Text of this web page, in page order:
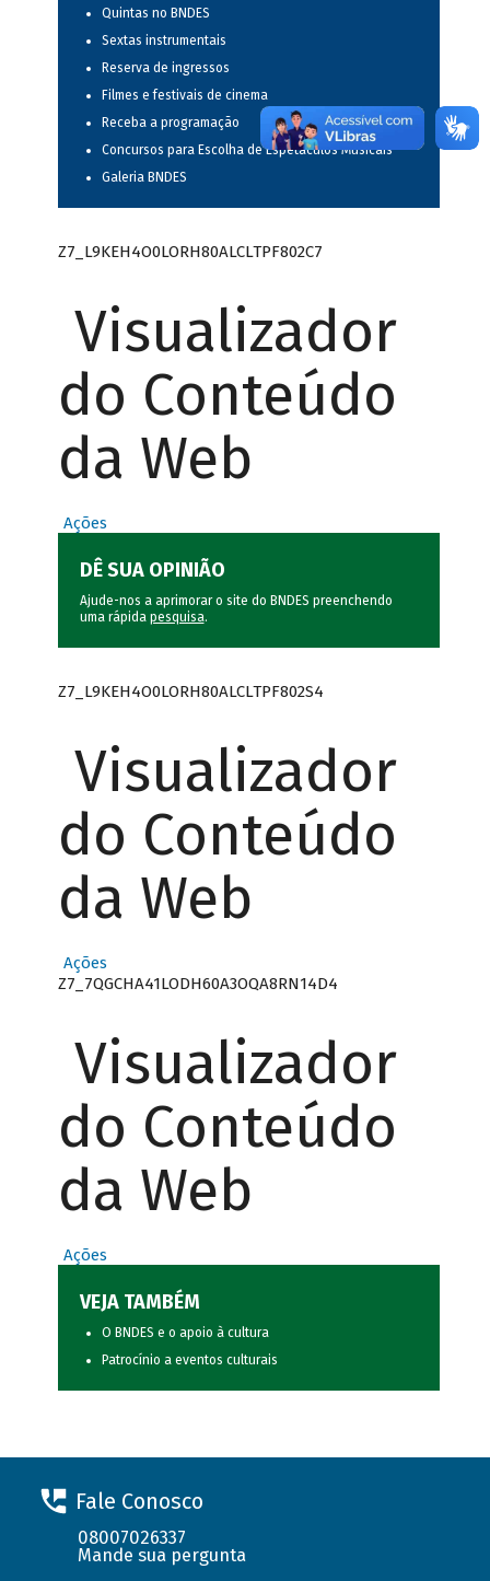
Quintas no BNDES
Sextas instrumentais
Reserva de ingressos
Filmes e festivais de cinema
Receba a programação
Concursos para Escolha de Espetáculos Musicais
Galeria BNDES
Z7_L9KEH4O0LORH80ALCLTPF802C7
Visualizador
do Conteúdo
da Web
Ações
DÊ SUA OPINIÃO
Ajude-nos a aprimorar o site do BNDES preenchendo
uma rápida pesquisa.
Z7_L9KEH4O0LORH80ALCLTPF802S4
Visualizador
do Conteúdo
da Web
Ações
Z7_7QGCHA41LODH60A3OQA8RN14D4
Visualizador
do Conteúdo
da Web
Ações
VEJA TAMBÉM
O BNDES e o apoio à cultura
Patrocínio a eventos culturais
Fale Conosco
08007026337
Mande sua pergunta